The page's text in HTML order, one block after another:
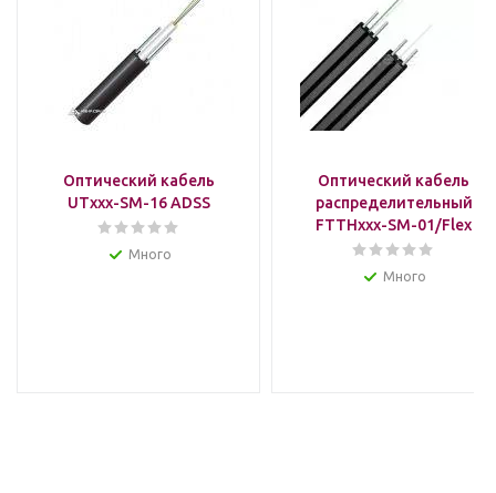
Оптический кабель
UTxxx-SM-16 ADSS
Много
Оптический кабель
распределительный
FTTHxxx-SM-01/Flex
Много